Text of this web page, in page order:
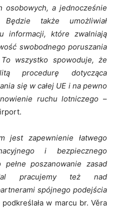
osobowych, a jednocześnie
także umożliwiał
informacji, które zwalniają
swobodnego poruszania
wszystko spowoduje, że
procedurę dotycząca
się w całej UE i na pewno
ruchu lotniczego –
jest zapewnienie łatwego
i bezpiecznego
pełne poszanowanie zasad
pracujemy też nad
spójnego podejścia
podkreślała w marcu br. Věra